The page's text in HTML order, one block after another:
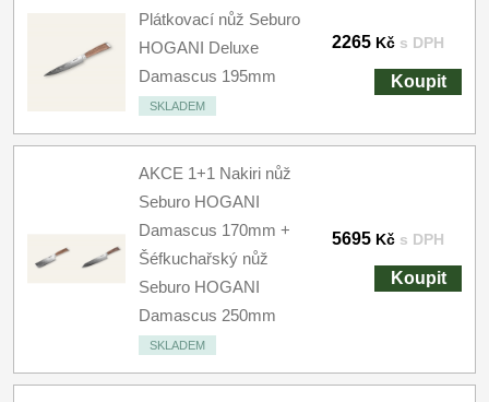
Plátkovací nůž Seburo
HOGANI Deluxe
Damascus 195mm
SKLADEM
2265 Kč s DPH
Koupit
AKCE 1+1 Nakiri nůž
Seburo HOGANI
Damascus 170mm +
Šéfkuchařský nůž
Seburo HOGANI
Damascus 250mm
SKLADEM
5695 Kč s DPH
Koupit